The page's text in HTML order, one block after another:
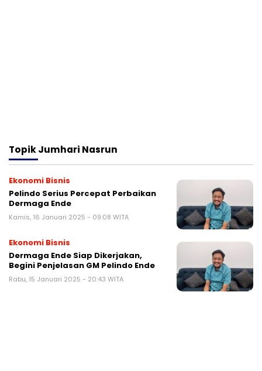
TopikJumhari Nasrun
Ekonomi Bisnis
Pelindo Serius Percepat Perbaikan
Dermaga Ende
Kamis, 16 Januari 2025 - 09:08 WITA
Ekonomi Bisnis
Dermaga Ende Siap Dikerjakan,
Begini Penjelasan GM Pelindo Ende
Rabu, 15 Januari 2025 - 20:43 WITA